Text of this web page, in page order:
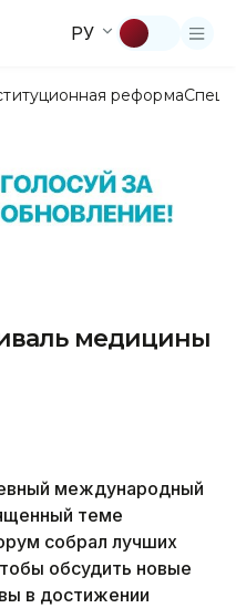
РУ
реформа
медицины
международный
теме
собрал лучших
обсудить новые
в достижении